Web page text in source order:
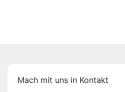
Mach mit uns in Kontakt